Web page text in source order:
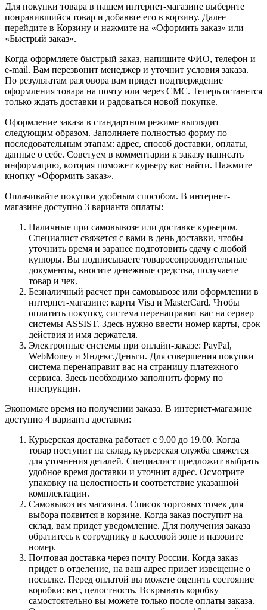
Для покупки товара в нашем интернет-магазине выберите
понравившийся товар и добавьте его в корзину. Далее
перейдите в Корзину и нажмите на «Оформить заказ» или
«Быстрый заказ».
Когда оформляете быстрый заказ, напишите ФИО, телефон и
e-mail. Вам перезвонит менеджер и уточнит условия заказа.
По результатам разговора вам придет подтверждение
оформления товара на почту или через СМС. Теперь останется
только ждать доставки и радоваться новой покупке.
Оформление заказа в стандартном режиме выглядит
следующим образом. Заполняете полностью форму по
последовательным этапам: адрес, способ доставки, оплаты,
данные о себе. Советуем в комментарии к заказу написать
информацию, которая поможет курьеру вас найти. Нажмите
кнопку «Оформить заказ».
Оплачивайте покупки удобным способом. В интернет-
магазине доступно 3 варианта оплаты:
Наличные при самовывозе или доставке курьером.
Специалист свяжется с вами в день доставки, чтобы
уточнить время и заранее подготовить сдачу с любой
купюры. Вы подписываете товаросопроводительные
документы, вносите денежные средства, получаете
товар и чек.
Безналичный расчет при самовывозе или оформлении в
интернет-магазине: карты Visa и MasterCard. Чтобы
оплатить покупку, система перенаправит вас на сервер
системы ASSIST. Здесь нужно ввести номер карты, срок
действия и имя держателя.
Электронные системы при онлайн-заказе: PayPal,
WebMoney и Яндекс.Деньги. Для совершения покупки
система перенаправит вас на страницу платежного
сервиса. Здесь необходимо заполнить форму по
инструкции.
Экономьте время на получении заказа. В интернет-магазине
доступно 4 варианта доставки:
Курьерская доставка работает с 9.00 до 19.00. Когда
товар поступит на склад, курьерская служба свяжется
для уточнения деталей. Специалист предложит выбрать
удобное время доставки и уточнит адрес. Осмотрите
упаковку на целостность и соответствие указанной
комплектации.
Самовывоз из магазина. Список торговых точек для
выбора появится в корзине. Когда заказ поступит на
склад, вам придет уведомление. Для получения заказа
обратитесь к сотруднику в кассовой зоне и назовите
номер.
Почтовая доставка через почту России. Когда заказ
придет в отделение, на ваш адрес придет извещение о
посылке. Перед оплатой вы можете оценить состояние
коробки: вес, целостность. Вскрывать коробку
самостоятельно вы можете только после оплаты заказа.